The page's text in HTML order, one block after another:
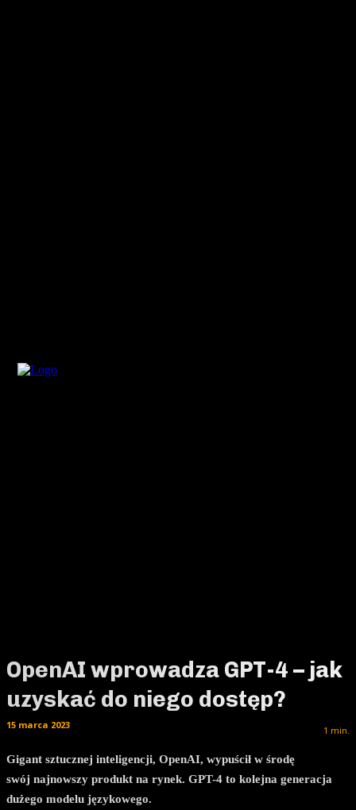
OpenAI wprowadza GPT-4 – jak
uzyskać do niego dostęp?
1 min.
15 marca 2023
Gigant sztucznej inteligencji, OpenAI, wypuścił w środę
swój najnowszy produkt na rynek. GPT-4 to kolejna generacja
dużego modelu językowego.